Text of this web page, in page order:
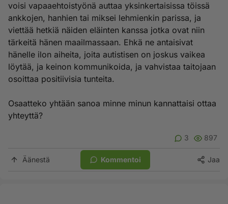
voisi vapaaehtoistyönä auttaa yksinkertaisissa töissä
ankkojen, hanhien tai miksei lehmienkin parissa, ja
viettää hetkiä näiden eläinten kanssa jotka ovat niin
tärkeitä hänen maailmassaan. Ehkä ne antaisivat
hänelle ilon aiheita, joita autistisen on joskus vaikea
löytää, ja keinon kommunikoida, ja vahvistaa taitojaan
osoittaa positiivisia tunteita.
Osaatteko yhtään sanoa minne minun kannattaisi ottaa
yhteyttä?
3 897
Äänestä Kommentoi Jaa